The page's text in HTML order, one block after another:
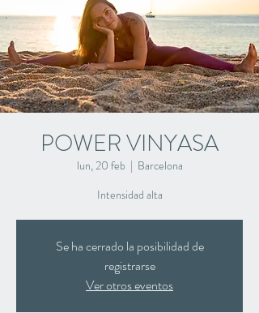
POWER VINYASA
lun, 20 feb
  |
Barcelona
Intensidad alta
Se ha cerrado la posibilidad de
registrarse
Ver otros eventos